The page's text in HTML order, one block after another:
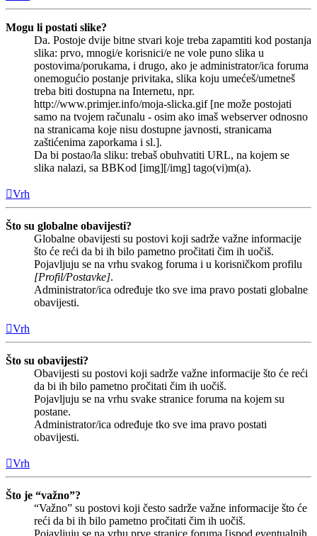
Mogu li postati slike?
Da. Postoje dvije bitne stvari koje treba zapamtiti kod postanja
slika: prvo, mnogi/e korisnici/e ne vole puno slika u
postovima/porukama, i drugo, ako je administrator/ica foruma
onemogućio postanje privitaka, slika koju umećeš/umetneš
treba biti dostupna na Internetu, npr.
http://www.primjer.info/moja-slicka.gif [ne može postojati
samo na tvojem računalu - osim ako imaš webserver odnosno
na stranicama koje nisu dostupne javnosti, stranicama
zaštićenima zaporkama i sl.].
Da bi postao/la sliku: trebaš obuhvatiti URL, na kojem se
slika nalazi, sa BBKod [img][/img] tago(vi)m(a).
Vrh
Što su globalne obavijesti?
Globalne obavijesti su postovi koji sadrže važne informacije
što će reći da bi ih bilo pametno pročitati čim ih uočiš.
Pojavljuju se na vrhu svakog foruma i u korisničkom profilu
[Profil/Postavke].
Administrator/ica određuje tko sve ima pravo postati globalne
obavijesti.
Vrh
Što su obavijesti?
Obavijesti su postovi koji sadrže važne informacije što će reći
da bi ih bilo pametno pročitati čim ih uočiš.
Pojavljuju se na vrhu svake stranice foruma na kojem su
postane.
Administrator/ica određuje tko sve ima pravo postati
obavijesti.
Vrh
Što je “važno”?
“Važno” su postovi koji često sadrže važne informacije što će
reći da bi ih bilo pametno pročitati čim ih uočiš.
Pojavljuju se na vrhu prve stranice foruma [ispod eventualnih